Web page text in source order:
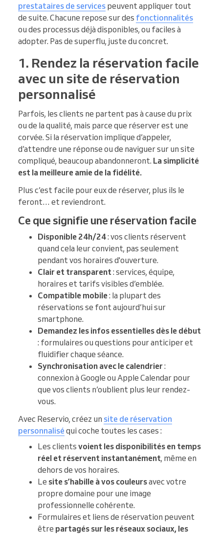
prestataires de services peuvent appliquer tout
de suite. Chacune repose sur des fonctionnalités
ou des processus déjà disponibles, ou faciles à
adopter. Pas de superflu, juste du concret.
1. Rendez la réservation facile
avec un site de réservation
personnalisé
Parfois, les clients ne partent pas à cause du prix
ou de la qualité, mais parce que réserver est une
corvée. Si la réservation implique d’appeler,
d’attendre une réponse ou de naviguer sur un site
compliqué, beaucoup abandonneront. La simplicité
est la meilleure amie de la fidélité.
Plus c’est facile pour eux de réserver, plus ils le
feront… et reviendront.
Ce que signifie une réservation facile
Disponible 24h/24: vos clients réservent
quand cela leur convient, pas seulement
pendant vos horaires d'ouverture.
Clair et transparent: services, équipe,
horaires et tarifs visibles d’emblée.
Compatible mobile: la plupart des
réservations se font aujourd’hui sur
smartphone.
Demandez les infos essentielles dès le début
: formulaires ou questions pour anticiper et
fluidifier chaque séance.
Synchronisation avec le calendrier:
connexion à Google ou Apple Calendar pour
que vos clients n’oublient plus leur rendez-
vous.
Avec Reservio, créez un site de réservation
personnalisé qui coche toutes les cases :
Les clients voient les disponibilités en temps
réel et réservent instantanément, même en
dehors de vos horaires.
Le site s’habille à vos couleursavec votre
propre domaine pour une image
professionnelle cohérente.
Formulaires et liens de réservation peuvent
être partagés sur les réseaux sociaux, les